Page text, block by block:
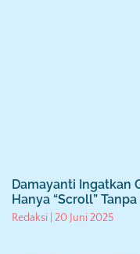
Damayanti Ingatkan
Hanya “Scroll” Tanpa
Redaksi 20 Juni 2025